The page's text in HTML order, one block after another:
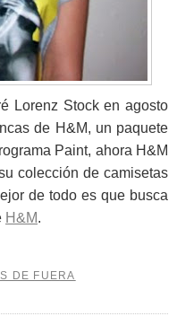
Lorenz Stock en agosto
de H&M, un paquete
Paint, ahora H&M
colección de camisetas
de todo es que busca
H&M.
DE FUERA